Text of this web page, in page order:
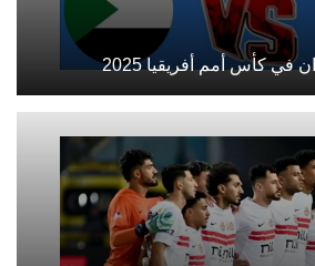
في كأس أمم أفريقيا 2025